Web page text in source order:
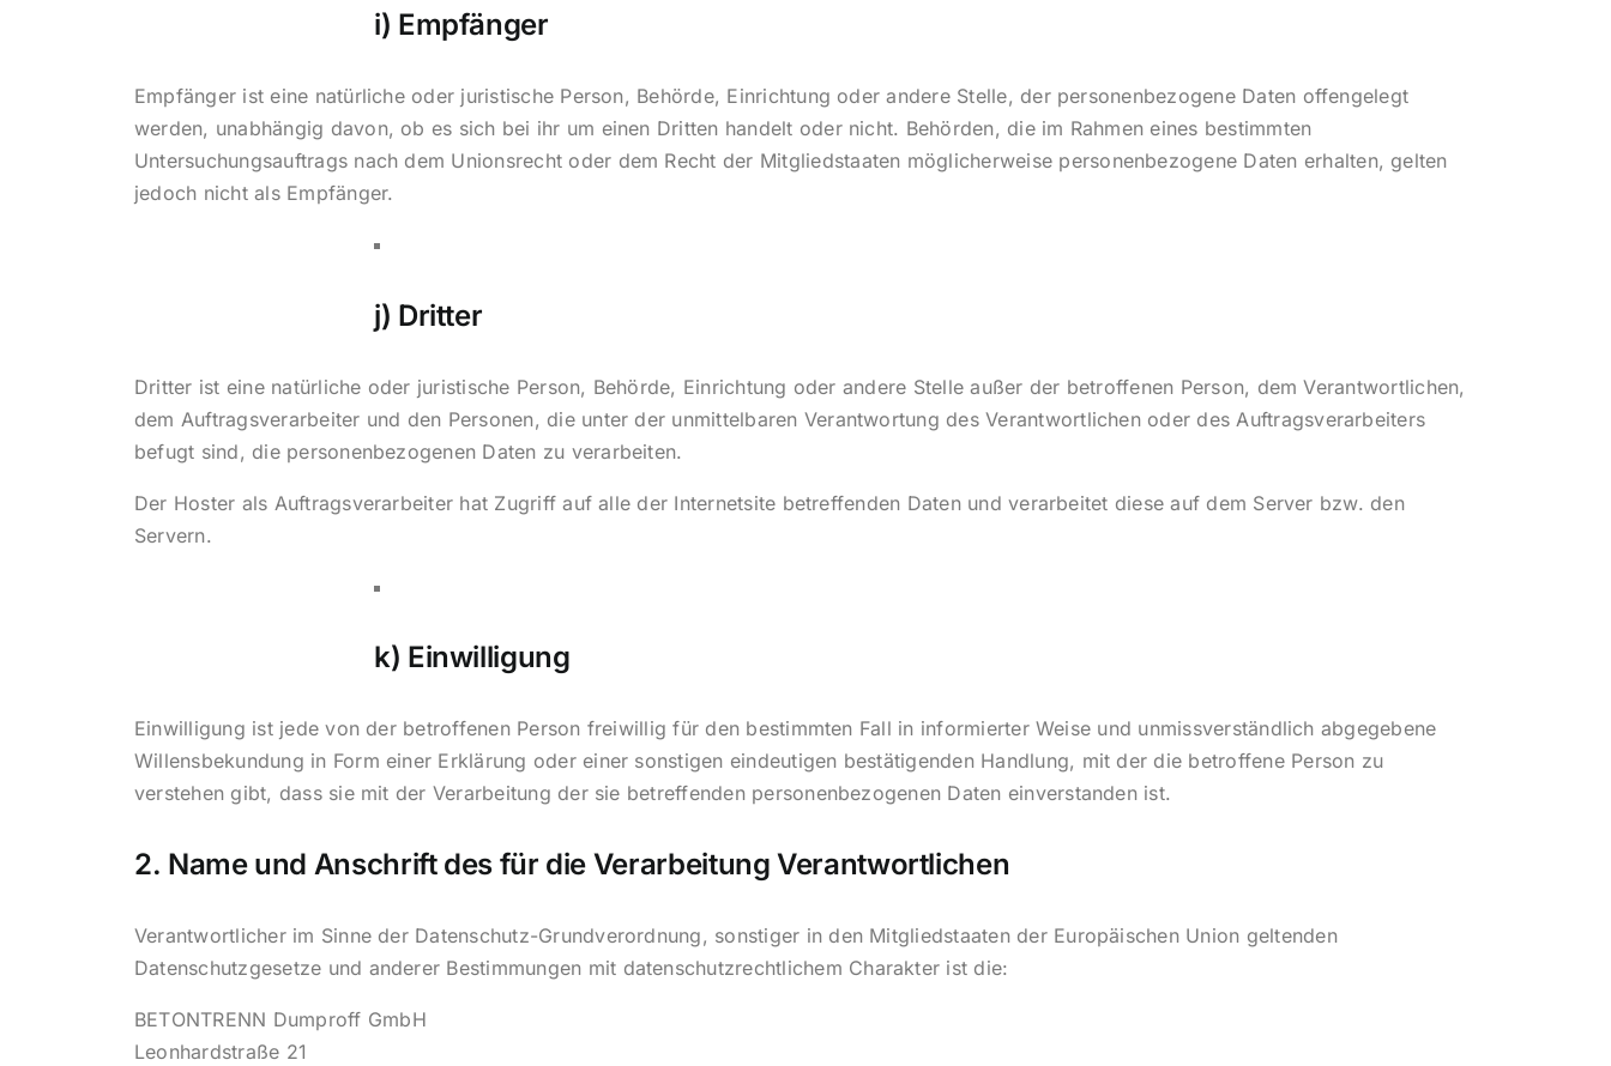
i) Empfänger
Empfänger ist eine natürliche oder juristische Person, Behörde, Einrichtung oder andere Stelle, der personenbezogene Daten offengelegt
werden, unabhängig davon, ob es sich bei ihr um einen Dritten handelt oder nicht. Behörden, die im Rahmen eines bestimmten
Untersuchungsauftrags nach dem Unionsrecht oder dem Recht der Mitgliedstaaten möglicherweise personenbezogene Daten erhalten, gelten
jedoch nicht als Empfänger.
j) Dritter
Dritter ist eine natürliche oder juristische Person, Behörde, Einrichtung oder andere Stelle außer der betroffenen Person, dem Verantwortlichen,
dem Auftragsverarbeiter und den Personen, die unter der unmittelbaren Verantwortung des Verantwortlichen oder des Auftragsverarbeiters
befugt sind, die personenbezogenen Daten zu verarbeiten.
Der Hoster als Auftragsverarbeiter hat Zugriff auf alle der Internetsite betreffenden Daten und verarbeitet diese auf dem Server bzw. den
Servern.
k) Einwilligung
Einwilligung ist jede von der betroffenen Person freiwillig für den bestimmten Fall in informierter Weise und unmissverständlich abgegebene
Willensbekundung in Form einer Erklärung oder einer sonstigen eindeutigen bestätigenden Handlung, mit der die betroffene Person zu
verstehen gibt, dass sie mit der Verarbeitung der sie betreffenden personenbezogenen Daten einverstanden ist.
2. Name und Anschrift des für die Verarbeitung Verantwortlichen
Verantwortlicher im Sinne der Datenschutz-Grundverordnung, sonstiger in den Mitgliedstaaten der Europäischen Union geltenden
Datenschutzgesetze und anderer Bestimmungen mit datenschutzrechtlichem Charakter ist die:
BETONTRENN Dumproff GmbH
Leonhardstraße 21